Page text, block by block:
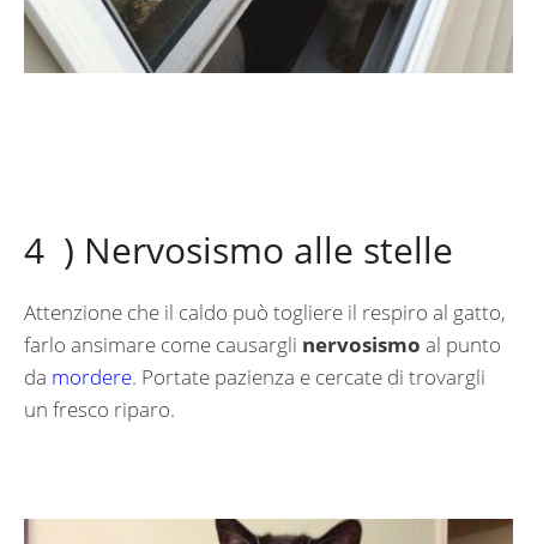
4 ) Nervosismo alle stelle
Attenzione che il caldo può togliere il respiro al gatto,
farlo ansimare come causargli nervosismo al punto
da mordere. Portate pazienza e cercate di trovargli
un fresco riparo.